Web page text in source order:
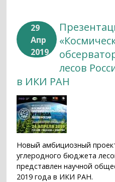
29
Апр
2019
лесов
в ИКИ РАН
Новый амбициозный
углеродного бюджета
представлен научной
2019 года в ИКИ РАН.